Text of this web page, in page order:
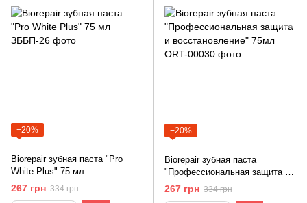
−20%
Biorepair зубная паста "Pro
White Plus" 75 мл
267 грн 334 грн
−20%
Biorepair зубная паста
"Профессиональная защита и
восстановление" 75мл
267 грн 334 грн